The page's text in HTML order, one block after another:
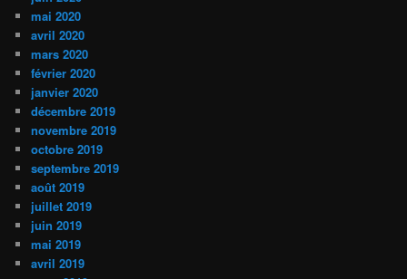
mai 2020
avril 2020
mars 2020
février 2020
janvier 2020
décembre 2019
novembre 2019
octobre 2019
septembre 2019
août 2019
juillet 2019
juin 2019
mai 2019
avril 2019